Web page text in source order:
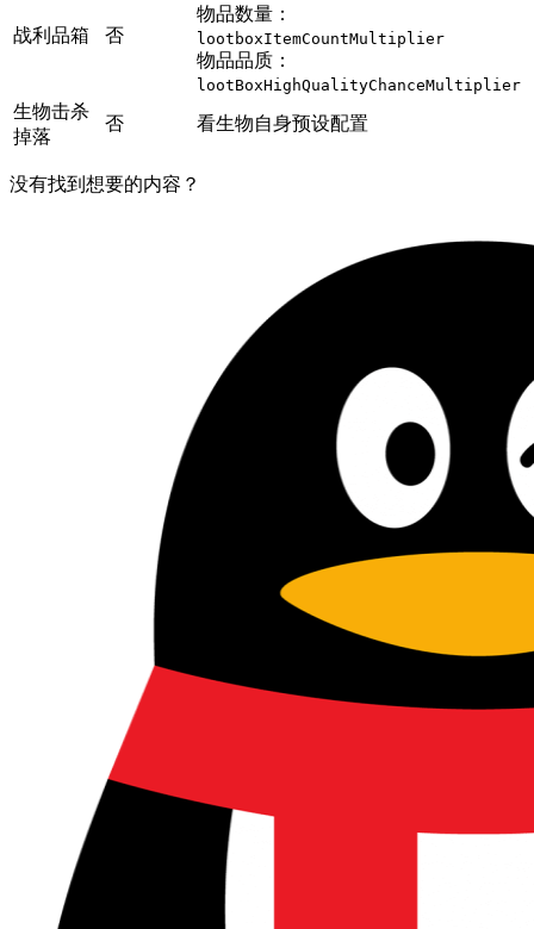
战利品箱 否
物品数量：
lootboxItemCountMultiplier
物品品质：
lootBoxHighQualityChanceMultiplier
生物击杀
掉落
否 看生物自身预设配置
没有找到想要的内容？